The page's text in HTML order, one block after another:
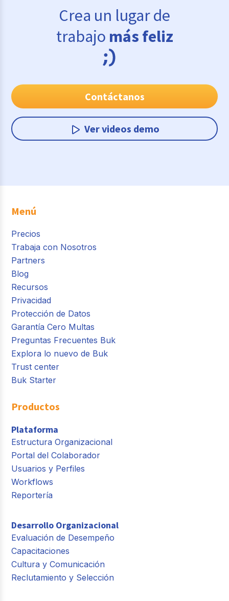
Crea un lugar de
trabajo más feliz
Contáctanos
Ver videos demo
Menú
Precios
Trabaja con Nosotros
Partners
Blog
Recursos
Privacidad
Protección de Datos
Garantía Cero Multas
Preguntas Frecuentes Buk
Explora lo nuevo de Buk
Trust center
Buk Starter
Productos
Plataforma
Estructura Organizacional
Portal del Colaborador
Usuarios y Perfiles
Workflows
Reportería
Desarrollo Organizacional
Evaluación de Desempeño
Capacitaciones
Cultura y Comunicación
Reclutamiento y Selección